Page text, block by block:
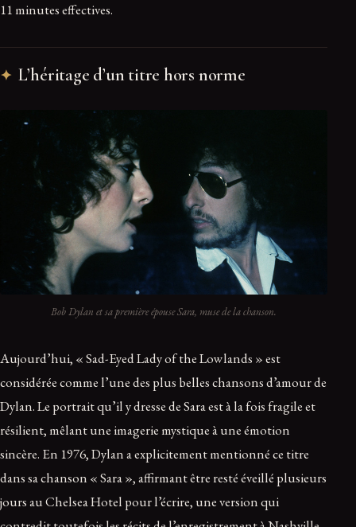
11 minutes effectives.
L’héritage d’un titre hors norme
Bob Dylan et sa première épouse Sara, muse de la chanson.
Aujourd’hui, « Sad-Eyed Lady of the Lowlands » est
considérée comme l’une des plus belles chansons d’amour de
Dylan. Le portrait qu’il y dresse de Sara est à la fois fragile et
résilient, mêlant une imagerie mystique à une émotion
sincère. En 1976, Dylan a explicitement mentionné ce titre
dans sa chanson « Sara », affirmant être resté éveillé plusieurs
jours au Chelsea Hotel pour l’écrire, une version qui